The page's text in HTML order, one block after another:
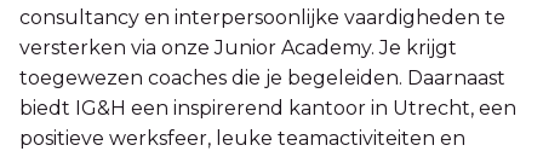
consultancy en interpersoonlijke vaardigheden te
versterken via onze Junior Academy. Je krijgt
toegewezen coaches die je begeleiden. Daarnaast
biedt IG&H een inspirerend kantoor in Utrecht, een
positieve werksfeer, leuke teamactiviteiten en